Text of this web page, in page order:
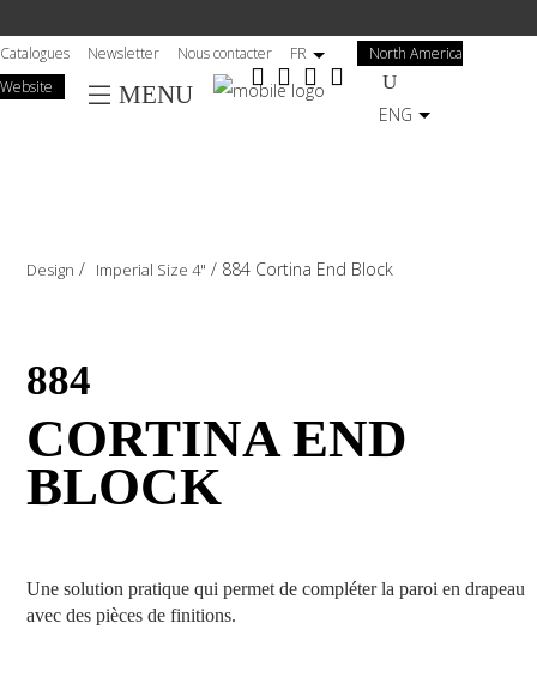
al
contenuto
Catalogues Newsletter Nous contacter FR
North America
Website
MENU
ENG
Design / Imperial Size 4" / 884 Cortina End Block
884
CORTINA END
BLOCK
Une solution pratique qui permet de compléter la paroi en drapeau
avec des pièces de finitions.